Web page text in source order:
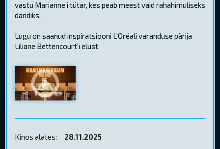
vastu Marianne’i tütar, kes peab meest vaid rahahimuliseks
dändiks.
Lugu on saanud inspiratsiooni L'Oréali varanduse pärija
Liliane Bettencourt'i elust.
Kinos alates:
28.11.2025